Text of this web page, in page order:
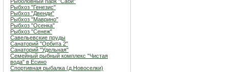
Рыбхоз "Генезис"
Рыбхоз "Двенди"
Рыбхоз "Маврино"
Рыбхоз "Осенка"
Рыбхоз "Сенеж"
Савельевские пруды
Санаторий "Орбита 2"
Санаторий "Удельная"
Семейный рыбный комплекс "Чистая
вода" в Есино
Спортивная рыбалка (д.Новоселки)